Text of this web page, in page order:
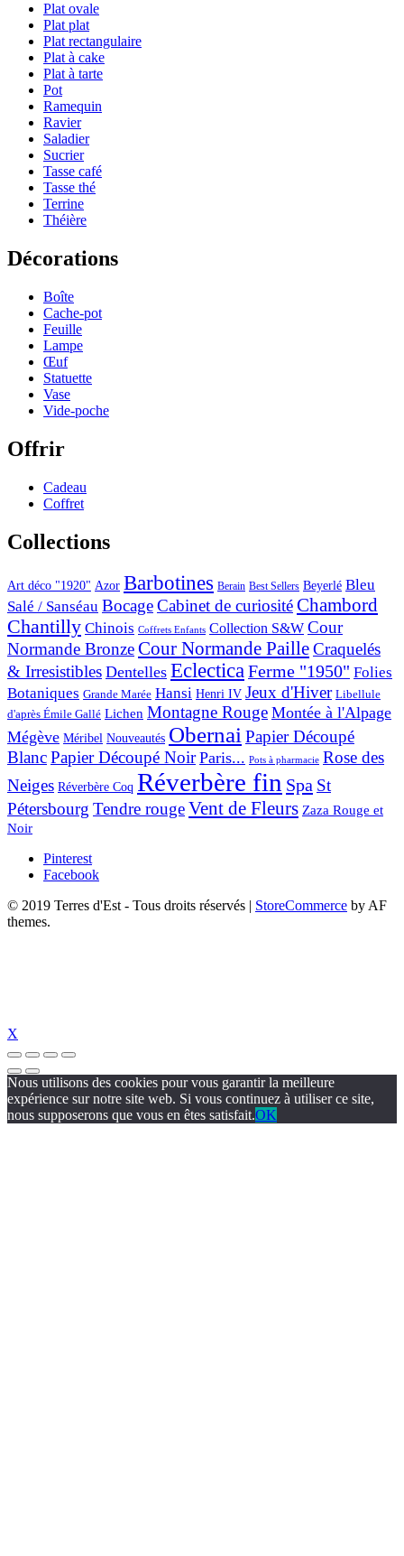
Plat ovale
Plat plat
Plat rectangulaire
Plat à cake
Plat à tarte
Pot
Ramequin
Ravier
Saladier
Sucrier
Tasse café
Tasse thé
Terrine
Théière
Décorations
Boîte
Cache-pot
Feuille
Lampe
Œuf
Statuette
Vase
Vide-poche
Offrir
Cadeau
Coffret
Collections
Art déco "1920" Azor Barbotines Berain Best Sellers Beyerlé Bleu
Salé / Sanséau BocageCabinet de curiositéChambord
Chantilly Chinois Coffrets Enfants Collection S&W Cour
Normande BronzeCour Normande PailleCraquelés
& Irresistibles Dentelles EclecticaFerme "1950" Folies
Botaniques Grande Marée Hansi Henri IV Jeux d'Hiver Libellule
d'après Émile Gallé Lichen Montagne Rouge Montée à l'Alpage
Mégève Méribel Nouveautés ObernaiPapier Découpé
BlancPapier Découpé Noir Paris... Pots à pharmacie Rose des
Neiges Réverbère Coq Réverbère fin Spa St
Pétersbourg Tendre rougeVent de Fleurs Zaza Rouge et
Noir
Pinterest
Facebook
© 2019 Terres d'Est - Tous droits réservés
StoreCommerce by AF
themes.
X
Nous utilisons des cookies pour vous garantir la meilleure
expérience sur notre site web. Si vous continuez à utiliser ce site,
nous supposerons que vous en êtes satisfait.OK